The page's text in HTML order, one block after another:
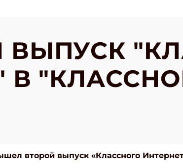
ВЫПУСК
В
второй выпуск «Классного